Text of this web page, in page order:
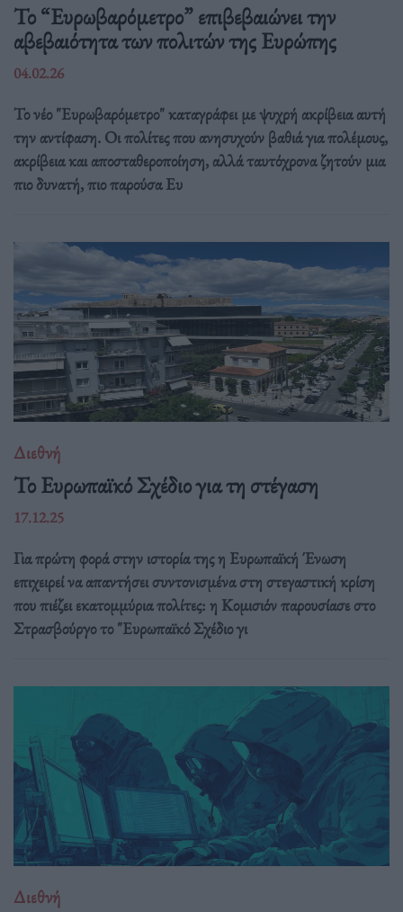
Το “Ευρωβαρόμετρο” επιβεβαιώνει την
αβεβαιότητα των πολιτών της Ευρώπης
04.02.26
Το νέο "Ευρωβαρόμετρο" καταγράφει με ψυχρή ακρίβεια αυτή
την αντίφαση. Oι πολίτες που ανησυχούν βαθιά για πολέμους,
ακρίβεια και αποσταθεροποίηση, αλλά ταυτόχρονα ζητούν μια
πιο δυνατή, πιο παρούσα Ευ
Διεθνή
Το Ευρωπαϊκό Σχέδιο για τη στέγαση
17.12.25
Για πρώτη φορά στην ιστορία της η Ευρωπαϊκή Ένωση
επιχειρεί να απαντήσει συντονισμένα στη στεγαστική κρίση
που πιέζει εκατομμύρια πολίτες: η Κομισιόν παρουσίασε στο
Στρασβούργο το "Ευρωπαϊκό Σχέδιο γι
Διεθνή